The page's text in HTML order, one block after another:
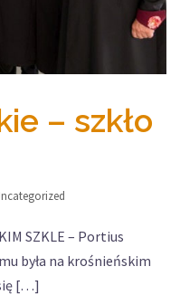
– szkło
SZKLE – Portius
była na krośnieńskim
[…]